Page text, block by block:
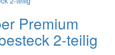
Premium
2-teilig